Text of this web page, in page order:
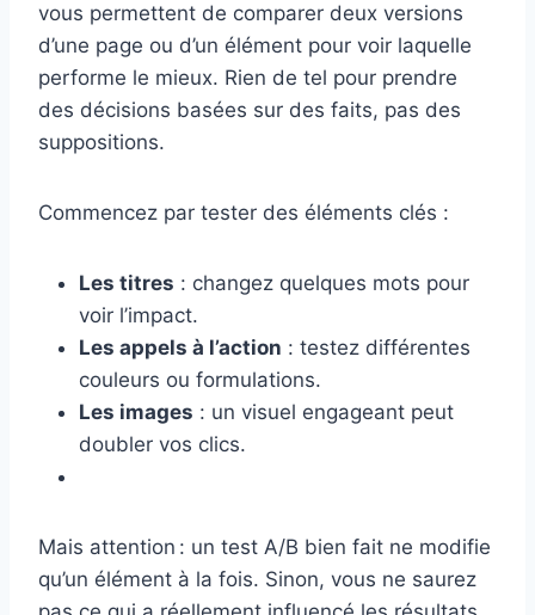
vous permettent de comparer deux versions
d’une page ou d’un élément pour voir laquelle
performe le mieux. Rien de tel pour prendre
des décisions basées sur des faits, pas des
suppositions.
Commencez par tester des éléments clés :
Les titres : changez quelques mots pour
voir l’impact.
Les appels à l’action : testez différentes
couleurs ou formulations.
Les images : un visuel engageant peut
doubler vos clics.
Mais attention : un test A/B bien fait ne modifie
qu’un élément à la fois. Sinon, vous ne saurez